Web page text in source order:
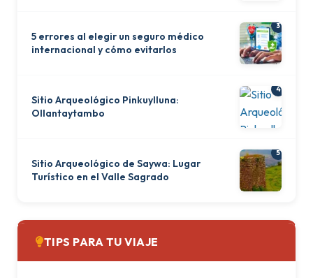
5 errores al elegir un seguro médico
internacional y cómo evitarlos
3
Sitio Arqueológico Pinkuylluna:
Ollantaytambo
4
Sitio Arqueológico de Saywa: Lugar
Turístico en el Valle Sagrado
5
TIPS PARA TU VIAJE